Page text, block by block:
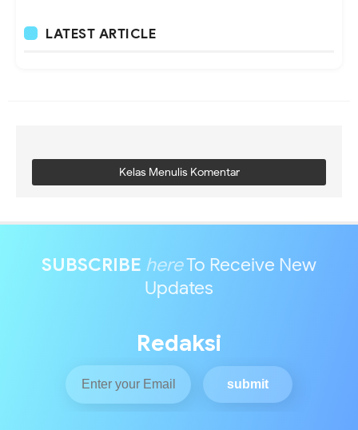
LATEST ARTICLE
Kelas Menulis Komentar
SUBSCRIBE hereTo Receive New
Updates
Redaksi